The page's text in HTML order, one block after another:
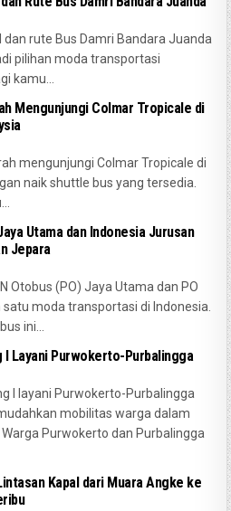
dan rute Bus Damri Bandara Juanda
pilihan moda transportasi
kamu...
Mengunjungi Colmar Tropicale di
mengunjungi Colmar Tropicale di
naik shuttle bus yang tersedia.
Utama dan Indonesia Jurusan
Jepara
Otobus (PO) Jaya Utama dan PO
moda transportasi di Indonesia.
ini...
I Layani Purwokerto-Purbalingga
I layani Purwokerto-Purbalingga
mobilitas warga dalam
Purwokerto dan Purbalingga
Kapal dari Muara Angke ke